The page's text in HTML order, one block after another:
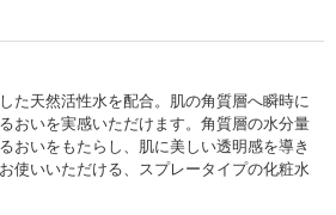
た天然活性水を配合。肌の角質層へ瞬時に
おいを実感いただけます。角質層の水分量
おいをもたらし、肌に美しい透明感を導き
使いいただける、スプレータイプの化粧水